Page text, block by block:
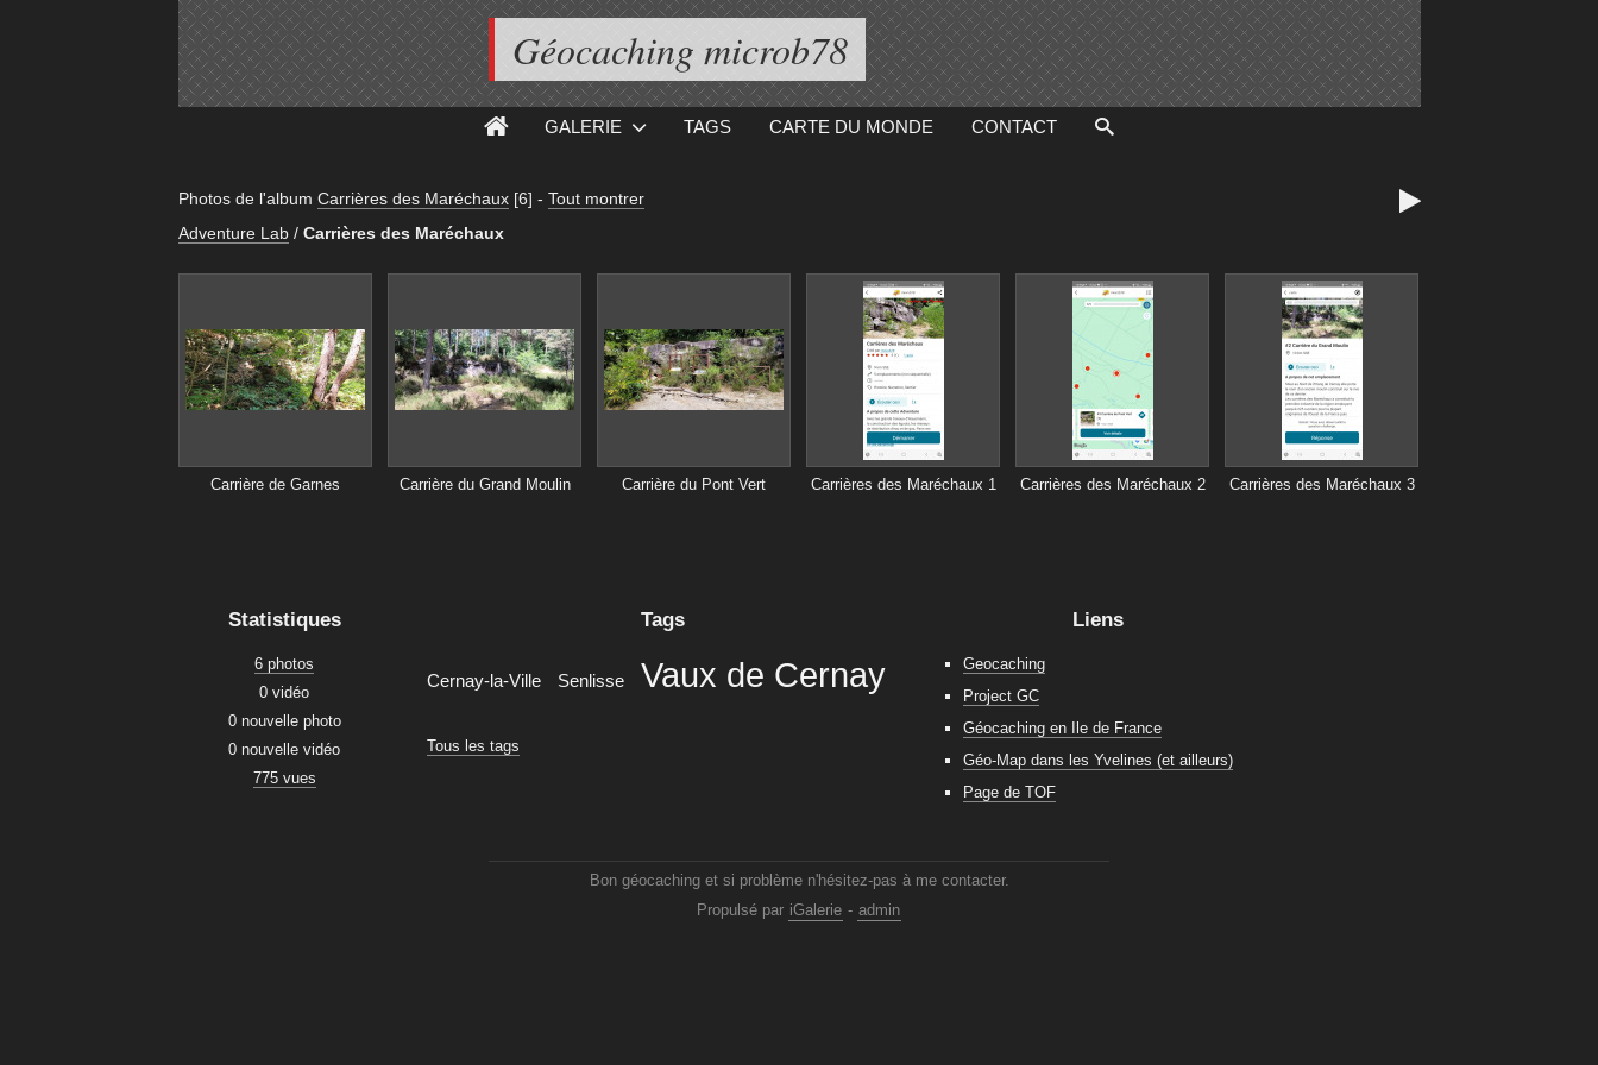
Géocaching microb78
GALERIE TAGS CARTE DU MONDE CONTACT
Photos de l'album Carrières des Maréchaux [6] - Tout montrer
Adventure Lab / Carrières des Maréchaux

Carrière de Garnes Carrière du Grand Moulin Carrière du Pont Vert Carrières des Maréchaux 1 Carrières des Maréchaux 2 Carrières des Maréchaux 3
Statistiques
6 photos
0 vidéo
0 nouvelle photo
0 nouvelle vidéo
775 vues
Tags
Cernay-la-Ville Senlisse Vaux de Cernay
Tous les tags
Liens
Geocaching
Project GC
Géocaching en Ile de France
Géo-Map dans les Yvelines (et ailleurs)
Page de TOF
Bon géocaching et si problème n'hésitez-pas à me contacter.
Propulsé par iGalerie - admin